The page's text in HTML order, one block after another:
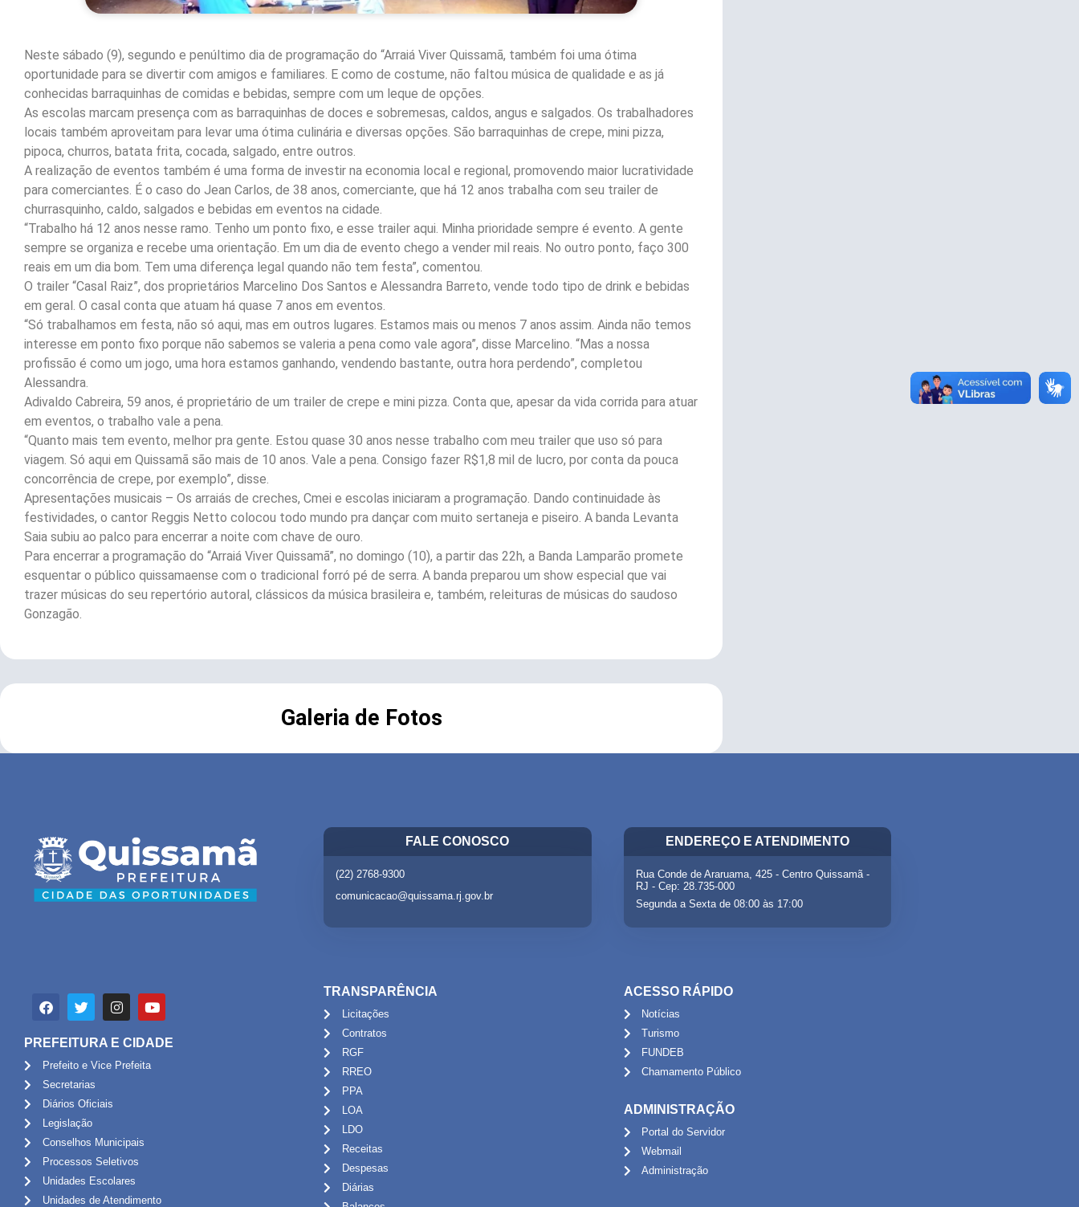
Neste sábado (9), segundo e penúltimo dia de programação do “Arraiá Viver Quissamã, também foi uma ótima
oportunidade para se divertir com amigos e familiares. E como de costume, não faltou música de qualidade e as já
conhecidas barraquinhas de comidas e bebidas, sempre com um leque de opções.
As escolas marcam presença com as barraquinhas de doces e sobremesas, caldos, angus e salgados. Os trabalhadores
locais também aproveitam para levar uma ótima culinária e diversas opções. São barraquinhas de crepe, mini pizza,
pipoca, churros, batata frita, cocada, salgado, entre outros.
A realização de eventos também é uma forma de investir na economia local e regional, promovendo maior lucratividade
para comerciantes. É o caso do Jean Carlos, de 38 anos, comerciante, que há 12 anos trabalha com seu trailer de
churrasquinho, caldo, salgados e bebidas em eventos na cidade.
“Trabalho há 12 anos nesse ramo. Tenho um ponto fixo, e esse trailer aqui. Minha prioridade sempre é evento. A gente
sempre se organiza e recebe uma orientação. Em um dia de evento chego a vender mil reais. No outro ponto, faço 300
reais em um dia bom. Tem uma diferença legal quando não tem festa”, comentou.
O trailer “Casal Raiz”, dos proprietários Marcelino Dos Santos e Alessandra Barreto, vende todo tipo de drink e bebidas
em geral. O casal conta que atuam há quase 7 anos em eventos.
“Só trabalhamos em festa, não só aqui, mas em outros lugares. Estamos mais ou menos 7 anos assim. Ainda não temos
interesse em ponto fixo porque não sabemos se valeria a pena como vale agora”, disse Marcelino. “Mas a nossa
profissão é como um jogo, uma hora estamos ganhando, vendendo bastante, outra hora perdendo”, completou
Alessandra.
Adivaldo Cabreira, 59 anos, é proprietário de um trailer de crepe e mini pizza. Conta que, apesar da vida corrida para atuar
em eventos, o trabalho vale a pena.
“Quanto mais tem evento, melhor pra gente. Estou quase 30 anos nesse trabalho com meu trailer que uso só para
viagem. Só aqui em Quissamã são mais de 10 anos. Vale a pena. Consigo fazer R$1,8 mil de lucro, por conta da pouca
concorrência de crepe, por exemplo”, disse.
Apresentações musicais – Os arraiás de creches, Cmei e escolas iniciaram a programação. Dando continuidade às
festividades, o cantor Reggis Netto colocou todo mundo pra dançar com muito sertaneja e piseiro. A banda Levanta
Saia subiu ao palco para encerrar a noite com chave de ouro.
Para encerrar a programação do “Arraiá Viver Quissamã”, no domingo (10), a partir das 22h, a Banda Lamparão promete
esquentar o público quissamaense com o tradicional forró pé de serra. A banda preparou um show especial que vai
trazer músicas do seu repertório autoral, clássicos da música brasileira e, também, releituras de músicas do saudoso
Gonzagão.
Galeria de Fotos
FALE CONOSCO
(22) 2768-9300
comunicacao@quissama.rj.gov.br
ENDEREÇO E ATENDIMENTO
Rua Conde de Araruama, 425 - Centro Quissamã -
RJ - Cep: 28.735-000
Segunda a Sexta de 08:00 às 17:00
PREFEITURA E CIDADE
Prefeito e Vice Prefeita
Secretarias
Diários Oficiais
Legislação
Conselhos Municipais
Processos Seletivos
Unidades Escolares
Unidades de Atendimento
TRANSPARÊNCIA
Licitações
Contratos
RGF
RREO
PPA
LOA
LDO
Receitas
Despesas
Diárias
ACESSO RÁPIDO
Notícias
Turismo
FUNDEB
Chamamento Público
ADMINISTRAÇÃO
Portal do Servidor
Webmail
Administração